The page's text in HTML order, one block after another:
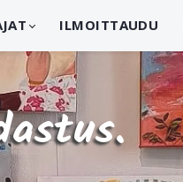
ILMOITTAUDU